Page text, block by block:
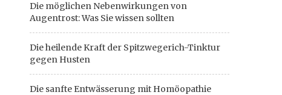
Die möglichen Nebenwirkungen von
Augentrost: Was Sie wissen sollten
Die heilende Kraft der Spitzwegerich-Tinktur
gegen Husten
Die sanfte Entwässerung mit Homöopathie